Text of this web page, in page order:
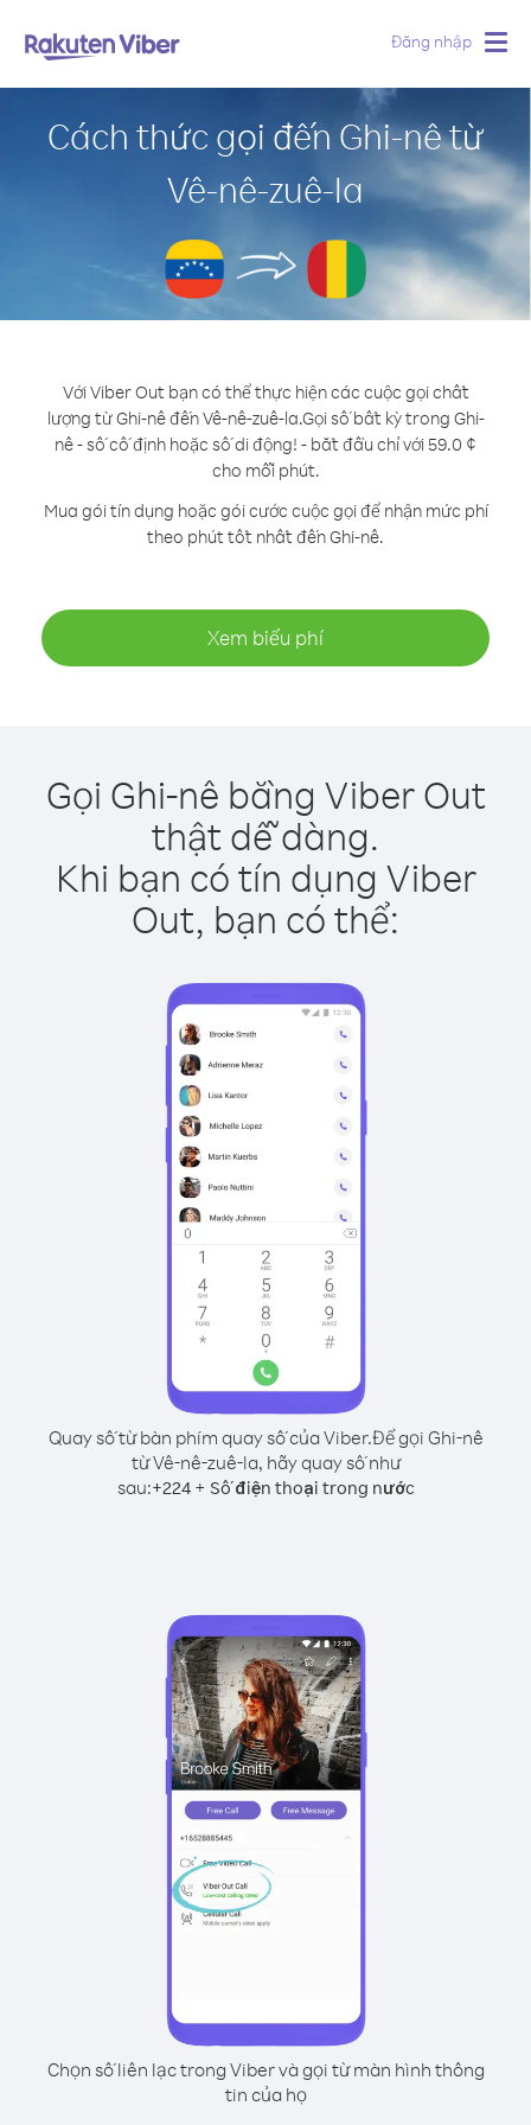
Đăng nhập
Cách thức gọi đến Ghi-nê từ
Vê-nê-zuê-la
Với Viber Out bạn có thể thực hiện các cuộc gọi chất
lượng từ Ghi-nê đến Vê-nê-zuê-la.Gọi số bất kỳ trong Ghi-
nê - số cố định hoặc số di động! - bắt đầu chỉ với 59.0 ¢
cho mỗi phút.
Mua gói tín dụng hoặc gói cước cuộc gọi để nhận mức phí
theo phút tốt nhất đến Ghi-nê.
Xem biểu phí
Gọi Ghi-nê bằng Viber Out
thật dễ dàng.
Khi bạn có tín dụng Viber
Out, bạn có thể:
Quay số từ bàn phím quay số của Viber.Để gọi Ghi-nê
từ Vê-nê-zuê-la, hãy quay số như
sau:+224+ Số điện thoại trong nước
Chọn số liên lạc trong Viber và gọi từ màn hình thông
tin của họ